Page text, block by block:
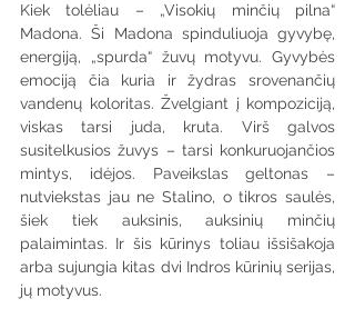
Kiek tolėliau – „Visokių minčių pilna“
Madona. Ši Madona spinduliuoja gyvybę,
energiją, „spurda“ žuvų motyvu. Gyvybės
emociją čia kuria ir žydras srovenančių
vandenų koloritas. Žvelgiant į kompoziciją,
viskas tarsi juda, kruta. Virš galvos
susitelkusios žuvys – tarsi konkuruojančios
mintys, idėjos. Paveikslas geltonas –
nutviekstas jau ne Stalino, o tikros saulės,
šiek tiek auksinis, auksinių minčių
palaimintas. Ir šis kūrinys toliau išsišakoja
arba sujungia kitas dvi Indros kūrinių serijas,
jų motyvus.